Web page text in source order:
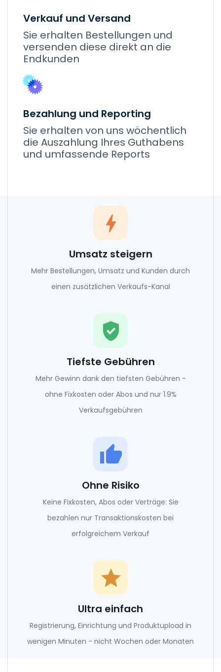
Verkauf und Versand
Sie erhalten Bestellungen und
versenden diese direkt an die
Endkunden
Bezahlung und Reporting
Sie erhalten von uns wöchentlich
die Auszahlung Ihres Guthabens
und umfassende Reports
bolt
Umsatz steigern
Mehr Bestellungen, Umsatz und Kunden durch
einen zusätzlichen Verkaufs-Kanal
gpp_good
Tiefste Gebühren
Mehr Gewinn dank den tiefsten Gebühren -
ohne Fixkosten oder Abos und nur 1.9%
Verkaufsgebühren
thumb_up
Ohne Risiko
Keine Fixkosten, Abos oder Verträge: Sie
bezahlen nur Transaktionskosten bei
erfolgreichem Verkauf
grade
Ultra einfach
Registrierung, Einrichtung und Produktupload in
wenigen Minuten - nicht Wochen oder Monaten